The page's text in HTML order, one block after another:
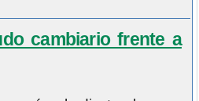
cambiario frente a